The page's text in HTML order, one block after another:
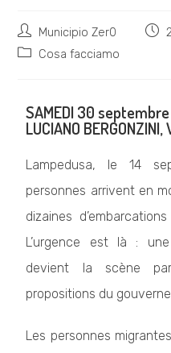
Municipio Zer0
Cosa facciamo
SAMEDI 30 septembre
LUCIANO
Lampedusa, le 14
personnes arrivent en
dizaines
L’urgence est là :
devient la scène
propositions du
Les personnes